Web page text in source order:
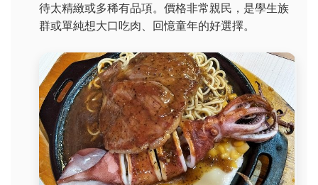
待太精緻或多稀有品項。價格非常親民，是學生族
群或單純想大口吃肉、回憶童年的好選擇。